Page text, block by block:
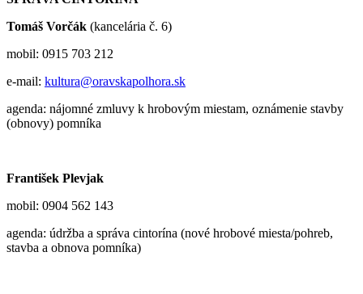
Tomáš Vorčák (kancelária č. 6)
mobil: 0915 703 212
e-mail: kultura@oravskapolhora.sk
agenda: nájomné zmluvy k hrobovým miestam, oznámenie stavby
(obnovy) pomníka
František Plevjak
mobil: 0904 562 143
agenda: údržba a správa cintorína (nové hrobové miesta/pohreb,
stavba a obnova pomníka)